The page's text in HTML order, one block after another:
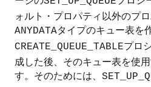
ォルト・プロパティ以外のプ
ANYDATAタイプのキュー表を
CREATE_QUEUE_TABLEプロ
成した後、そのキュー表を使
す。そのためには、